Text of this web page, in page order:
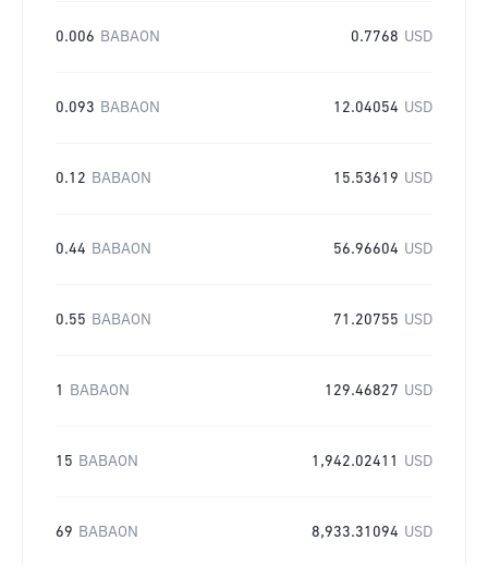
0.006 BABAON 0.7768 USD
0.093 BABAON 12.04054 USD
0.12 BABAON 15.53619 USD
0.44 BABAON 56.96604 USD
0.55 BABAON 71.20755 USD
1 BABAON 129.46827 USD
15 BABAON 1,942.02411 USD
69 BABAON 8,933.31094 USD